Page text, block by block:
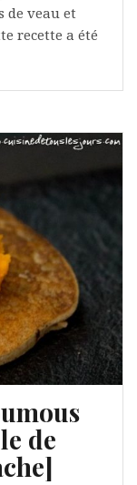
de veau et
recette a été
de